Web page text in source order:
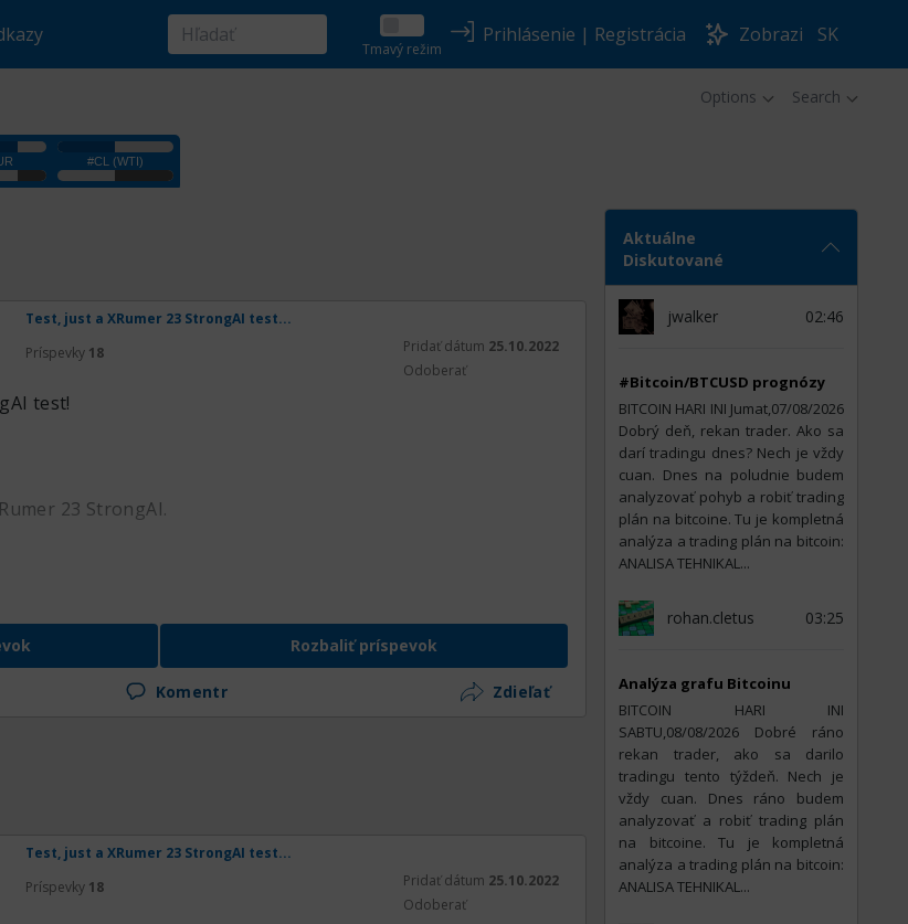
Tmavý režim
Prihlásenie | Registrácia Zobrazi SK
Options Search
Test, just a XRumer 23 StrongAI test...
Príspevky 18 Pridať dátum 25.10.2022
Odoberať
test!
23 StrongAI.
Rozbaliť príspevok
Komentr Zdieľať
Test, just a XRumer 23 StrongAI test...
Príspevky 18 Pridať dátum 25.10.2022
Odoberať
Aktuálne
Diskutované
jwalker 02:46
#Bitcoin/BTCUSD prognózy
BITCOIN HARI INI Jumat,07/08/2026
Dobrý deň, rekan trader. Ako sa
darí tradingu dnes? Nech je vždy
cuan. Dnes na poludnie budem
analyzovať pohyb a robiť trading
plán na bitcoine. Tu je kompletná
analýza a trading plán na bitcoin:
ANALISA TEHNIKAL...
rohan.cletus 03:25
Analýza grafu Bitcoinu
BITCOIN HARI INI
SABTU,08/08/2026 Dobré ráno
rekan trader, ako sa darilo
tradingu tento týždeň. Nech je
vždy cuan. Dnes ráno budem
analyzovať a robiť trading plán
na bitcoine. Tu je kompletná
analýza a trading plán na bitcoin:
ANALISA TEHNIKAL...